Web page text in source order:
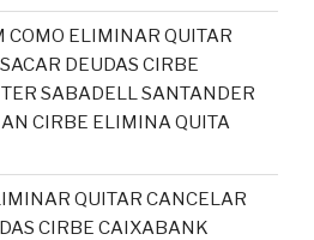
ELIMINAR QUITAR
DEUDAS CIRBE
SABADELL SANTANDER
CIRBE ELIMINA QUITA
QUITAR CANCELAR
CIRBE CAIXABANK